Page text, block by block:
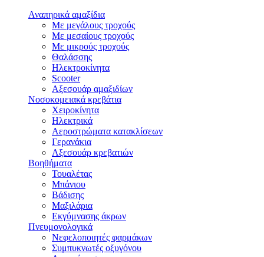
Αναπηρικά αμαξίδια
Με μεγάλους τροχούς
Με μεσαίους τροχούς
Με μικρούς τροχούς
Θαλάσσης
Ηλεκτροκίνητα
Scooter
Αξεσουάρ αμαξιδίων
Νοσοκομειακά κρεβάτια
Χειροκίνητα
Ηλεκτρικά
Αεροστρώματα κατακλίσεων
Γερανάκια
Αξεσουάρ κρεβατιών
Βοηθήματα
Τουαλέτας
Μπάνιου
Βάδισης
Μαξιλάρια
Εκγύμνασης άκρων
Πνευμονολογικά
Νεφελοποιητές φαρμάκων
Συμπυκνωτές οξυγόνου